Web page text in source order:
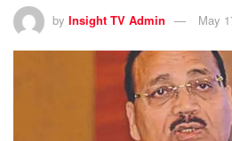
by Insight TV Admin May